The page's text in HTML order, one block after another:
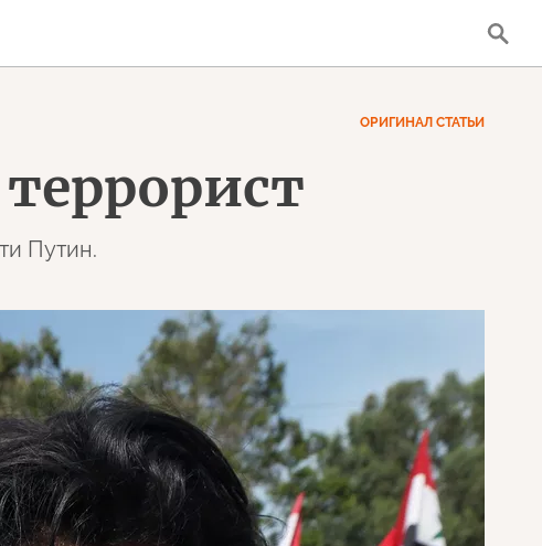
ОРИГИНАЛ СТАТЬИ
Путин.